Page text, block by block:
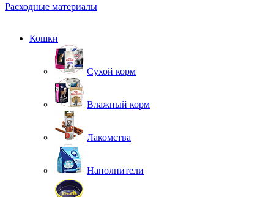
Расходные материалы
Кошки
Сухой корм
Влажный корм
Лакомства
Наполнители